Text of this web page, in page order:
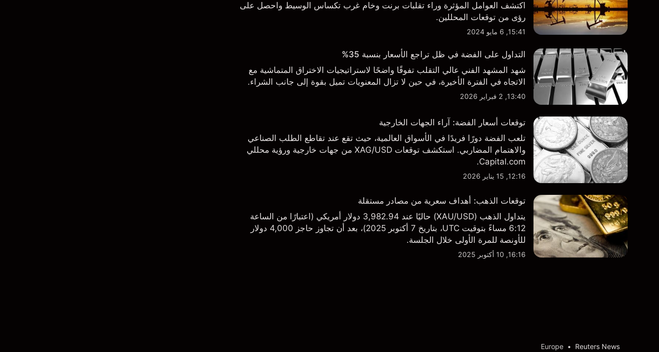
اكتشف العوامل المؤثرة وراء تقلبات برنت وخام غرب تكساس الوسيط واحصل على
رؤى من توقعات المحللين.
15:41, 6 مايو 2024
التداول على الفضة في ظل تراجع الأسعار بنسبة 35%
شهد المشهد الفني عالي التقلب تفوقًا واضحًا لاستراتيجيات الاختراق المتماشية مع
الاتجاه في الفترة الأخيرة، في حين لا تزال المعنويات تميل بقوة إلى جانب الشراء.
13:40, 2 فبراير 2026
توقعات أسعار الفضة: آراء الجهات الخارجية
تلعب الفضة دورًا فريدًا في الأسواق العالمية، حيث تقع عند تقاطع الطلب الصناعي
والاهتمام المضاربي. استكشف توقعات XAG/USD من جهات خارجية ورؤية محللي
Capital.com.
12:16, 15 يناير 2026
توقعات الذهب: أهداف سعرية من مصادر مستقلة
يتداول الذهب (XAU/USD) حاليًا عند 3,982.94 دولار أمريكي (اعتبارًا من الساعة
6:12 مساءً بتوقيت UTC، بتاريخ 7 أكتوبر 2025)، بعد أن تجاوز حاجز 4,000 دولار
للأونصة للمرة الأولى خلال الجلسة.
16:16, 10 أكتوبر 2025
Reuters News
•
Europe